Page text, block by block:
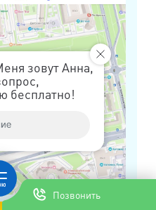
Позвонить
зовут Анна,
бесплатно!